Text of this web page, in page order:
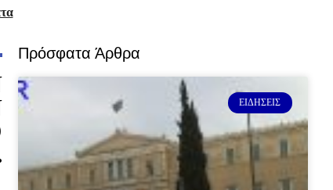
Πρόσφατα Άρθρα
ΕΙΔΉΣΕΙΣ